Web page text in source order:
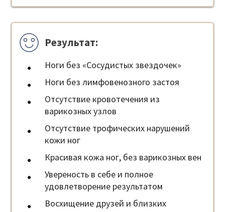
Результат:
Ноги без «Сосудистых звездочек»
Ноги без лимфовенозного застоя
Отсутствие кровотечения из
варикозных узлов
Отсутствие трофических нарушений
кожи ног
Красивая кожа ног, без варикозных вен
Увереность в себе и полное
удовлетворение результатом
Восхищение друзей и близких